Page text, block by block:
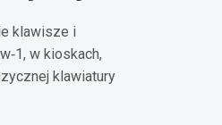
klawisze i
w kioskach,
klawiatury